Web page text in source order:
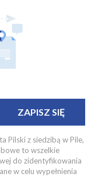
ZAPISZ SIĘ
Pilski z siedzibą w Pile,
to wszelkie
do zidentyfikowania
w celu wypełnienia